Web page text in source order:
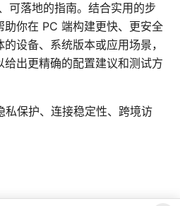
可落地的指南。结合实用的步
你在 PC 端构建更快、更安全
设备、系统版本或应用场景，
出更精确的配置建议和测试方
保护、连接稳定性、跨境访